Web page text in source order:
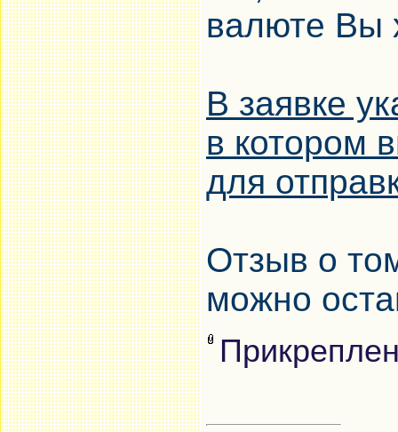
валюте Вы
В заявке
в котором
для
Отзыв о
можно